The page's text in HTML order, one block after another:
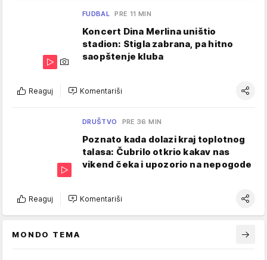
FUDBAL PRE 11 MIN
Koncert Dina Merlina uništio
stadion: Stigla zabrana, pa hitno
saopštenje kluba
Reaguj Komentariši
DRUŠTVO PRE 36 MIN
Poznato kada dolazi kraj toplotnog
talasa: Čubrilo otkrio kakav nas
vikend čeka i upozorio na nepogode
Reaguj Komentariši
MONDO TEMA